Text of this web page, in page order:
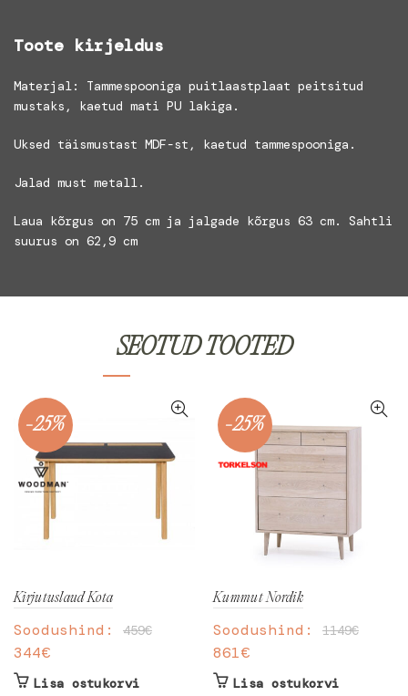
Toote kirjeldus
Materjal: Tammespooniga puitlaastplaat peitsitud
mustaks, kaetud mati PU lakiga.
Uksed täismustast MDF-st, kaetud tammespooniga.
Jalad must metall.
Laua kõrgus on 75 cm ja jalgade kõrgus 63 cm. Sahtli
suurus on 62,9 cm
SEOTUD TOOTED
-25%
Kirjutuslaud Kota
Soodushind: 459€
344€
Lisa ostukorvi
-25%
Kummut Nordik
Soodushind: 1149€
861€
Lisa ostukorvi